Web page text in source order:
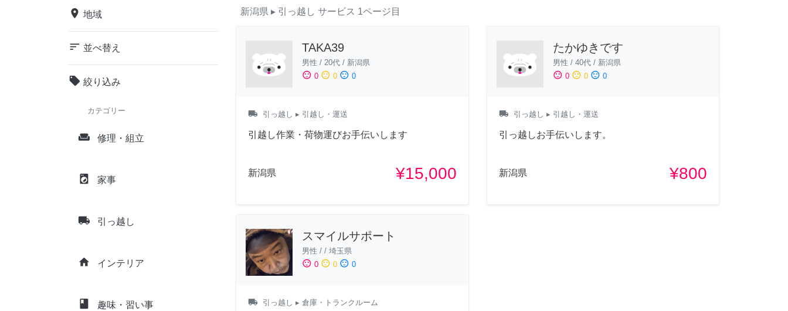
place 地域
sort 並べ替え
local_offer 絞り込み
カテゴリー
weekend 修理・組立
local_laundry_service 家事
local_shipping 引っ越し
home インテリア
class 趣味・習い事
新潟県 ▸ 引っ越し サービス 1ページ目
TAKA39
男性 / 20代 / 新潟県
sentiment_satisfied 0 sentiment_neutral 0 sentiment_dissatisfied 0
local_shipping 引っ越し ▸ 引越し・運送
引越し作業・荷物運びお手伝いします
新潟県 ¥15,000
たかゆきです
男性 / 40代/ 新潟県
sentiment_satisfied 0 sentiment_neutral 0 sentiment_dissatisfied 0
local_shipping 引っ越し ▸ 引越し・運送
引っ越しお手伝いします。
新潟県 ¥800
スマイルサポート
男性 / / 埼玉県
sentiment_satisfied 0 sentiment_neutral 0 sentiment_dissatisfied 0
local_shipping 引っ越し ▸ 倉庫・トランクルーム